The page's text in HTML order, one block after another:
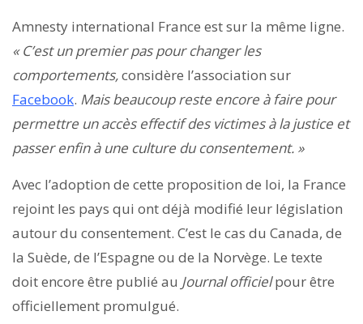
Amnesty international France est sur la même ligne.
« C’est un premier pas pour changer les
comportements,considère l’association sur
Facebook. Mais beaucoup reste encore à faire pour
permettre un accès effectif des victimes à la justice et
passer enfin à une culture du consentement. »
Avec l’adoption de cette proposition de loi, la France
rejoint les pays qui ont déjà modifié leur législation
autour du consentement. C’est le cas du Canada, de
la Suède, de l’Espagne ou de la Norvège. Le texte
doit encore être publié au Journal officielpour être
officiellement promulgué.